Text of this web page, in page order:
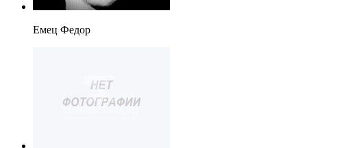
Емец Федор